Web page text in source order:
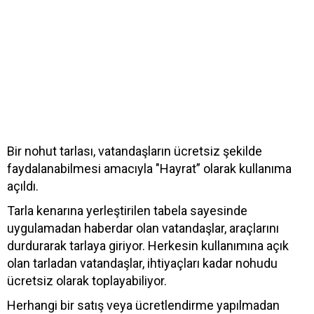
Bir nohut tarlası, vatandaşların ücretsiz şekilde
faydalanabilmesi amacıyla "Hayrat” olarak kullanıma
açıldı.
Tarla kenarına yerleştirilen tabela sayesinde
uygulamadan haberdar olan vatandaşlar, araçlarını
durdurarak tarlaya giriyor. Herkesin kullanımına açık
olan tarladan vatandaşlar, ihtiyaçları kadar nohudu
ücretsiz olarak toplayabiliyor.
Herhangi bir satış veya ücretlendirme yapılmadan